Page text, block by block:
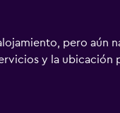
pero aún
y la ubicación